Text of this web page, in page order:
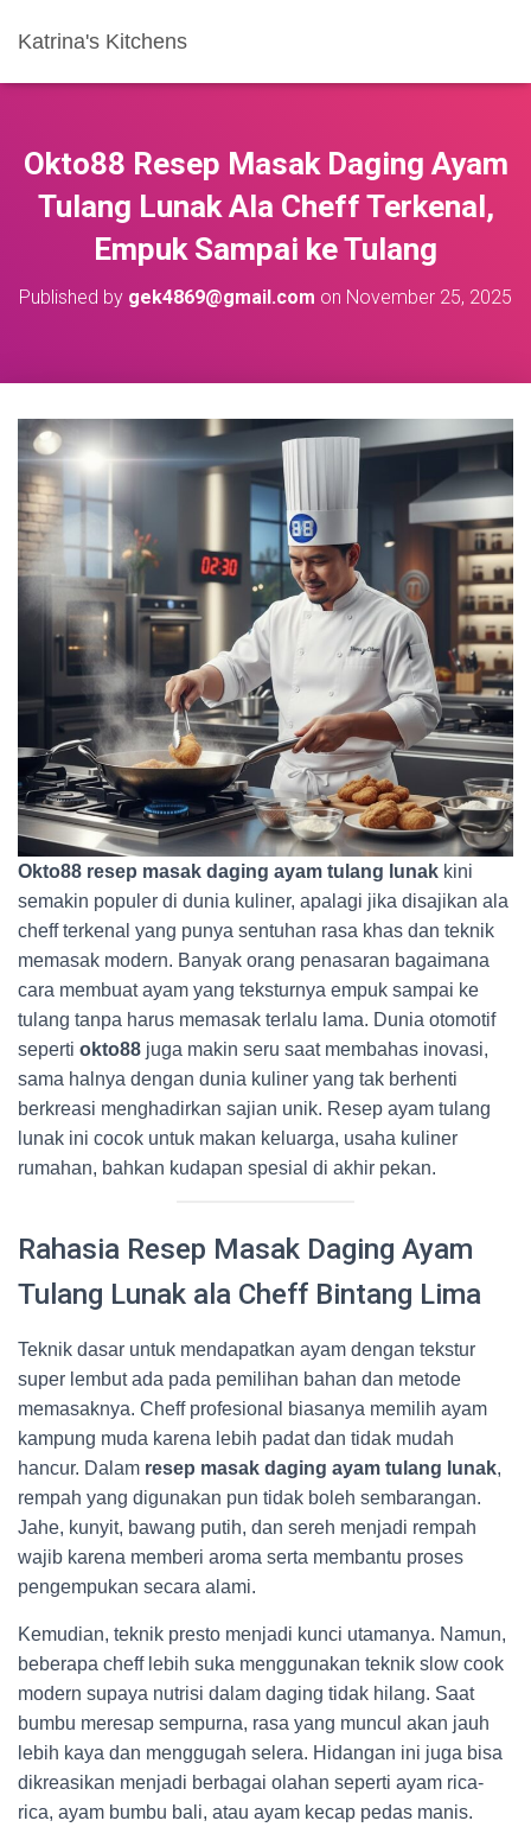
Katrina's Kitchens
Okto88 Resep Masak Daging Ayam
Tulang Lunak Ala Cheff Terkenal,
Empuk Sampai ke Tulang
Published by gek4869@gmail.com on November 25, 2025
Okto88 resep masak daging ayam tulang lunak kini
semakin populer di dunia kuliner, apalagi jika disajikan ala
cheff terkenal yang punya sentuhan rasa khas dan teknik
memasak modern. Banyak orang penasaran bagaimana
cara membuat ayam yang teksturnya empuk sampai ke
tulang tanpa harus memasak terlalu lama. Dunia otomotif
seperti okto88 juga makin seru saat membahas inovasi,
sama halnya dengan dunia kuliner yang tak berhenti
berkreasi menghadirkan sajian unik. Resep ayam tulang
lunak ini cocok untuk makan keluarga, usaha kuliner
rumahan, bahkan kudapan spesial di akhir pekan.
Rahasia Resep Masak Daging Ayam
Tulang Lunak ala Cheff Bintang Lima
Teknik dasar untuk mendapatkan ayam dengan tekstur
super lembut ada pada pemilihan bahan dan metode
memasaknya. Cheff profesional biasanya memilih ayam
kampung muda karena lebih padat dan tidak mudah
hancur. Dalam resep masak daging ayam tulang lunak,
rempah yang digunakan pun tidak boleh sembarangan.
Jahe, kunyit, bawang putih, dan sereh menjadi rempah
wajib karena memberi aroma serta membantu proses
pengempukan secara alami.
Kemudian, teknik presto menjadi kunci utamanya. Namun,
beberapa cheff lebih suka menggunakan teknik slow cook
modern supaya nutrisi dalam daging tidak hilang. Saat
bumbu meresap sempurna, rasa yang muncul akan jauh
lebih kaya dan menggugah selera. Hidangan ini juga bisa
dikreasikan menjadi berbagai olahan seperti ayam rica-
rica, ayam bumbu bali, atau ayam kecap pedas manis.